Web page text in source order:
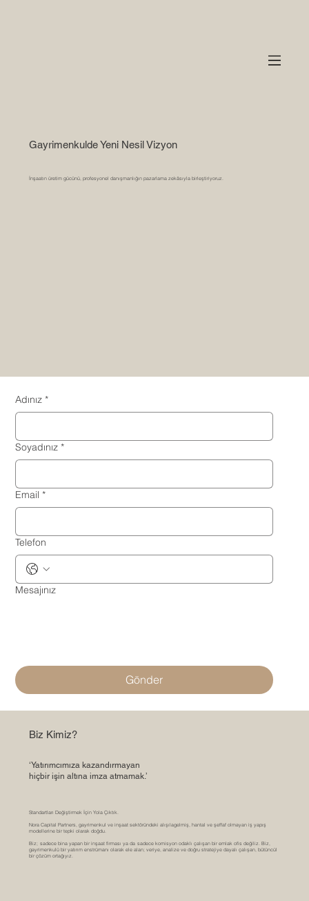
Gayrimenkulde Yeni Nesil Vizyon
İnşaatın üretim gücünü, profesyonel danışmanlığın pazarlama zekâsıyla birleştiriyoruz.
Biz Kimiz?
Standartları Değiştirmek İçin Yola Çıktık.
Nora Capital Partners, gayrimenkul ve inşaat sektöründeki alışılagelmiş, hantal ve şeffaf olmayan iş yapış
modellerine bir tepki olarak doğdu.
Biz; sadece bina yapan bir inşaat firması ya da sadece komisyon odaklı çalışan bir emlak ofis değiliz. Biz,
gayrimenkulü bir yatırım enstrümanı olarak ele alan; veriye, analize ve doğru stratejiye dayalı çalışan, bütüncül
bir çözüm ortağıyız.
‘Yatırımcımıza kazandırmayan
hiçbir işin altına imza atmamak.’
Adınız *
Soyadınız *
Email *
Telefon
Mesajınız
Gönder